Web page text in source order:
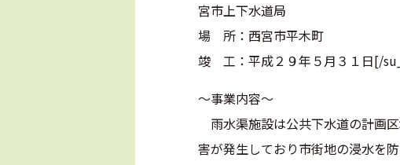
宮市上下水道局
場 所：西宮市平木町
竣 工：平成２９年５月３１日[/
～事業内容～
雨水渠施設は公共下水道の計画
害が発生しており市街地の浸水を